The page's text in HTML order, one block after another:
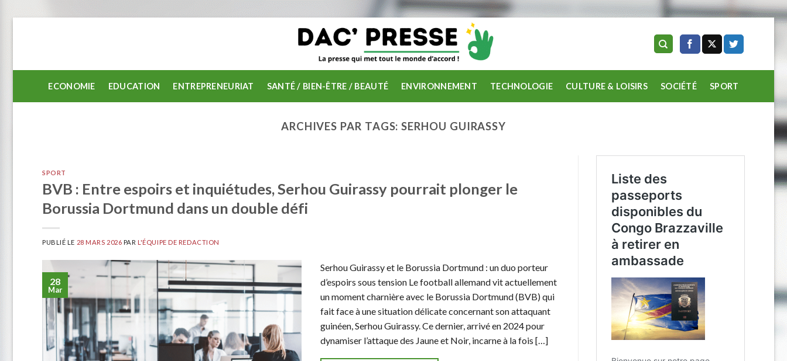
ECONOMIE EDUCATION ENTREPRENEURIAT SANTÉ / BIEN-ÊTRE / BEAUTÉ ENVIRONNEMENT TECHNOLOGIE CULTURE & LOISIRS SOCIÉTÉ SPORT
ARCHIVES PAR TAGS:SERHOU GUIRASSY
SPORT
BVB : Entre espoirs et inquiétudes, Serhou Guirassy pourrait plonger le
Borussia Dortmund dans un double défi
PUBLIÉ LE 28 MARS 2026 PARL'ÉQUIPE DE REDACTION
28
Mar
Serhou Guirassy et le Borussia Dortmund : un duo porteur
d’espoirs sous tension Le football allemand vit actuellement
un moment charnière avec le Borussia Dortmund (BVB) qui
fait face à une situation délicate concernant son attaquant
guinéen, Serhou Guirassy. Ce dernier, arrivé en 2024 pour
dynamiser l’attaque des Jaune et Noir, incarne à la fois […]